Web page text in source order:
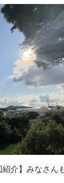
紹介】みなさ